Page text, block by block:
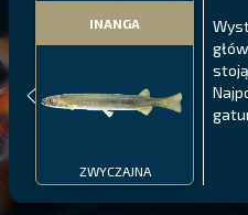
INANGA
ZWYCZAJNA